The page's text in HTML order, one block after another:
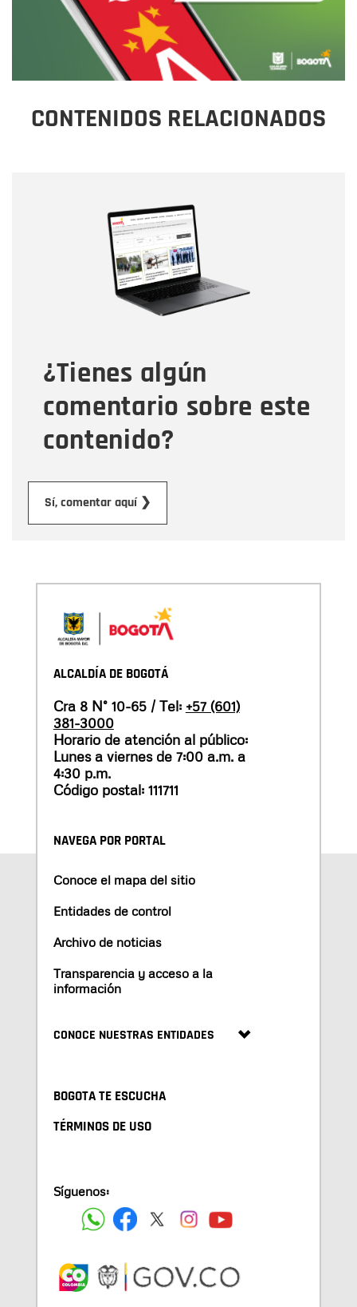
CONTENIDOS RELACIONADOS
¿Tienes algún
comentario sobre este
contenido?
Sí, comentar aquí ❯
Correo electrónico
Tipo de comentario
Mensaje
ALCALDÍA DE BOGOTÁ
Cra 8 N° 10-65 / Tel: +57 (601)
381-3000
Horario de atención al público:
Lunes a viernes de 7:00 a.m. a
4:30 p.m.
Código postal: 111711
NAVEGA POR PORTAL
Conoce el mapa del sitio
Entidades de control
Archivo de noticias
Transparencia y acceso a la
información
CONOCE NUESTRAS ENTIDADES
BOGOTA TE ESCUCHA
TÉRMINOS DE USO
Síguenos: